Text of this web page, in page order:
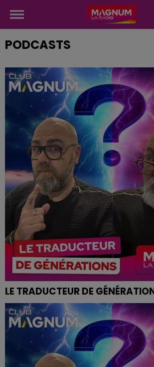
PODCASTS
LE TRADUCTEUR DE
METTRE LES PIEDS DANS LE PLAT